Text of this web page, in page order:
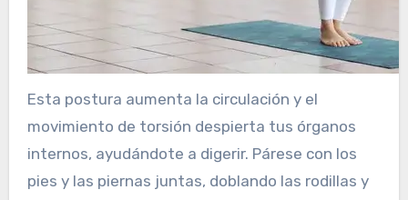
Esta postura aumenta la circulación y el
movimiento de torsión despierta tus órganos
internos, ayudándote a digerir. Párese con los
pies y las piernas juntas, doblando las rodillas y